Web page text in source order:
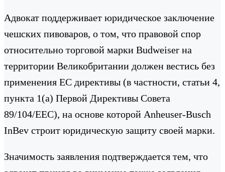
Адвокат поддерживает юридическое заключение
чешских пивоваров, о том, что правовой спор
относительно торговой марки Budweiser на
территории Великобритании должен вестись без
применения ЕС директивы (в частности, статьи 4,
пункта 1(а) Первой Директивы Совета
89/104/EEC), на основе которой Anheuser-Busch
InBev строит юридическую защиту своей марки.
Значимость заявления подтверждается тем, что